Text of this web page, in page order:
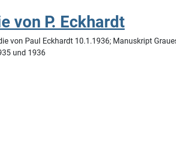
von P. Eckhardt
von Paul Eckhardt 10.1.1936; Manuskript
und 1936